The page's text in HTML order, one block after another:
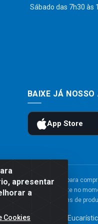
apresentar
a
Cookies
Sábado das 7h30 às
BAIXE JÁ NOSSO
e frete são válidos para
de compras do site no
Imagens de
- Av. Congresso